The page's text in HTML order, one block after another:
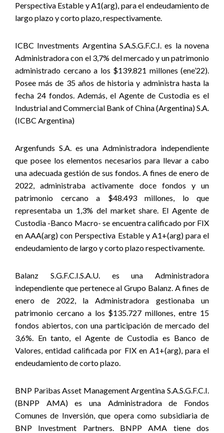
Perspectiva Estable y A1(arg), para el endeudamiento de
largo plazo y corto plazo, respectivamente.
ICBC Investments Argentina S.A.S.G.F.C.I. es la novena
Administradora con el 3,7% del mercado y un patrimonio
administrado cercano a los $139.821 millones (ene’22).
Posee más de 35 años de historia y administra hasta la
fecha 24 fondos. Además, el Agente de Custodia es el
Industrial and Commercial Bank of China (Argentina) S.A.
(ICBC Argentina)
Argenfunds S.A. es una Administradora independiente
que posee los elementos necesarios para llevar a cabo
una adecuada gestión de sus fondos. A fines de enero de
2022, administraba activamente doce fondos y un
patrimonio cercano a $48.493 millones, lo que
representaba un 1,3% del market share. El Agente de
Custodia -Banco Macro- se encuentra calificado por FIX
en AAA(arg) con Perspectiva Estable y A1+(arg) para el
endeudamiento de largo y corto plazo respectivamente.
Balanz S.G.F.C.I.S.A.U. es una Administradora
independiente que pertenece al Grupo Balanz. A fines de
enero de 2022, la Administradora gestionaba un
patrimonio cercano a los $135.727 millones, entre 15
fondos abiertos, con una participación de mercado del
3,6%. En tanto, el Agente de Custodia es Banco de
Valores, entidad calificada por FIX en A1+(arg), para el
endeudamiento de corto plazo.
BNP Paribas Asset Management Argentina S.A.S.G.F.C.I.
(BNPP AMA) es una Administradora de Fondos
Comunes de Inversión, que opera como subsidiaria de
BNP Investment Partners. BNPP AMA tiene dos